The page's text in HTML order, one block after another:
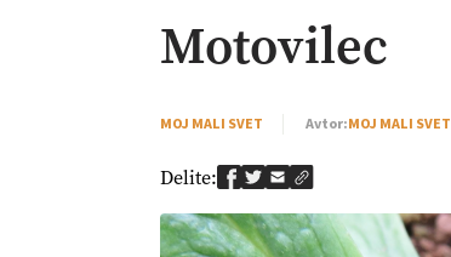
Motovilec
MOJ MALI SVET Avtor:MOJ MALI SVET
Delite: